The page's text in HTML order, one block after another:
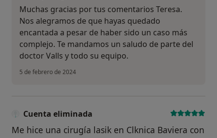
Muchas gracias por tus comentarios Teresa.
Nos alegramos de que hayas quedado
encantada a pesar de haber sido un caso más
complejo. Te mandamos un saludo de parte del
doctor Valls y todo su equipo.
5 de febrero de 2024
Cuenta eliminada
Me hice una cirugía lasik en Clknica Baviera con